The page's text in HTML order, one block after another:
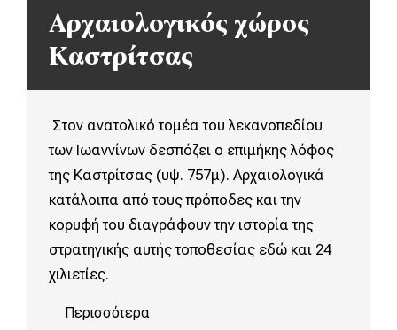
Αρχαιολογικός χώρος
Καστρίτσας
Στον ανατολικό τομέα του λεκανοπεδίου
των Ιωαννίνων δεσπόζει ο επιμήκης λόφος
της Καστρίτσας (υψ. 757μ). Αρχαιολογικά
κατάλοιπα από τους πρόποδες και την
κορυφή του διαγράφουν την ιστορία της
στρατηγικής αυτής τοποθεσίας εδώ και 24
χιλιετίες.
Περισσότερα